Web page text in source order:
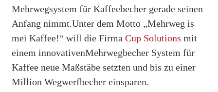
Mehrwegsystem für Kaffeebecher gerade seinen
Anfang nimmt.Unter dem Motto „Mehrweg is
mei Kaffee!“ will die Firma Cup Solutions mit
einem innovativenMehrwegbecher System für
Kaffee neue Maßstäbe setzten und bis zu einer
Million Wegwerfbecher einsparen.